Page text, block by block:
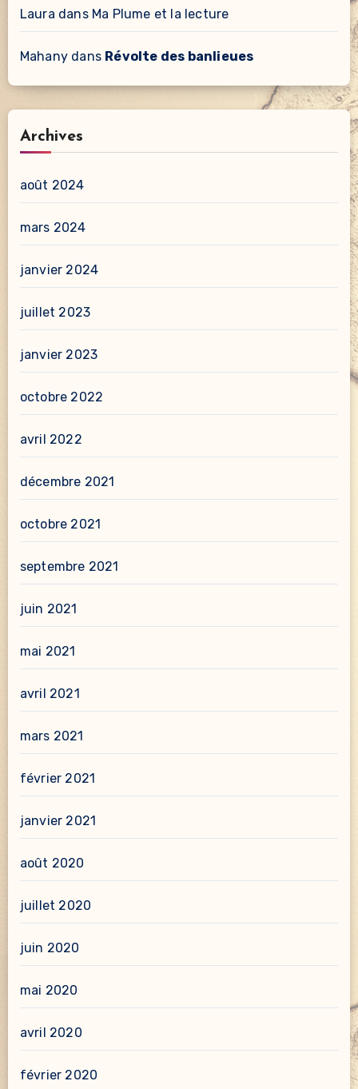
Laura dans Ma Plume et la lecture
Mahanydans Révolte des banlieues
Archives
août 2024
mars 2024
janvier 2024
juillet 2023
janvier 2023
octobre 2022
avril 2022
décembre 2021
octobre 2021
septembre 2021
juin 2021
mai 2021
avril 2021
mars 2021
février 2021
janvier 2021
août 2020
juillet 2020
juin 2020
mai 2020
avril 2020
février 2020